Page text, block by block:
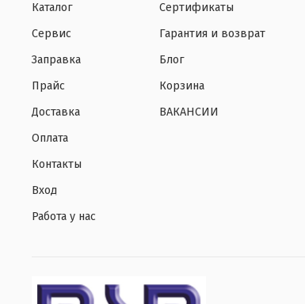
Каталог
Сервис
Заправка
Прайс
Доставка
Оплата
Контакты
Вход
Работа у нас
Сертификаты
Гарантия и возврат
Блог
Корзина
ВАКАНСИИ